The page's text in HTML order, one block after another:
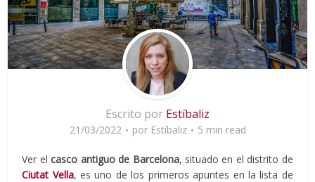
Escrito por Estíbaliz
21/03/2022 por Estíbaliz 5 min read
Ver elcasco antiguo de Barcelona, situado en el distrito de
Ciutat Vella, es uno de los primeros apuntes en la lista de